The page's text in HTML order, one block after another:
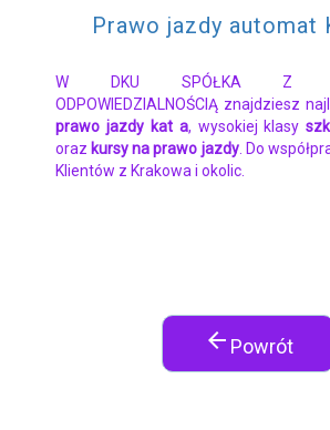
Prawo jazdy automat
W DKU SPÓŁKA Z
ODPOWIEDZIALNOŚCIĄ znajdziesz
prawo jazdy kat a, wysokiej klasy
oraz kursy na prawo jazdy. Do
Klientów z Krakowa i okolic.
arrow_back Powrót